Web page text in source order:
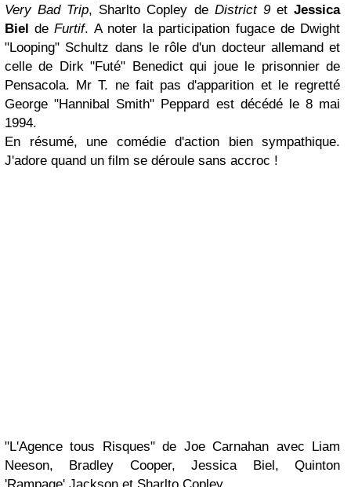
Very Bad Trip, Sharlto Copley de District 9etJessica
Biel
deFurtif. A noter la participation fugace de Dwight
"Looping" Schultz dans le rôle d'un docteur allemand et
celle de Dirk "Futé" Benedict qui joue le prisonnier de
Pensacola. Mr T. ne fait pas d'apparition et le regretté
George "Hannibal Smith" Peppard est décédé le 8 mai
1994.
En résumé, une comédie d'action bien sympathique.
J'adore quand un film se déroule sans accroc !
"L'Agence tous Risques" de Joe Carnahan avec Liam
Neeson, Bradley Cooper, Jessica Biel, Quinton